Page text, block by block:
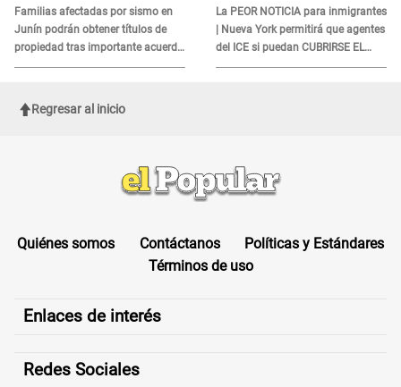
Familias afectadas por sismo en
Junín podrán obtener títulos de
propiedad tras importante acuerdo
de Cofopri
DOCUMENTO
La PEOR NOTICIA para inmigrantes
| Nueva York permitirá que agentes
del ICE si puedan CUBRIRSE EL
ROSTRO
Regresar al inicio
Quiénes somos Contáctanos
Políticas y Estándares
Términos de uso
Enlaces de interés
Redes Sociales